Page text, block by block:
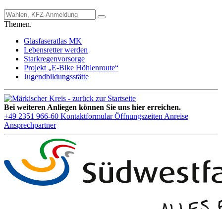
Themen.
Glasfaseratlas MK
Lebensretter werden
Starkregenvorsorge
Projekt „E-Bike Höhlenroute“
Jugendbildungsstätte
Bei weiteren Anliegen können Sie uns hier erreichen.
+49 2351 966-60 Kontaktformular Öffnungszeiten Anreise
Ansprechpartner